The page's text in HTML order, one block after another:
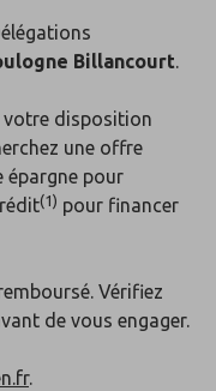
Billancourt.
votre disposition
une offre
épargne pour
(1) pour financer
Vérifiez
de vous engager.
.